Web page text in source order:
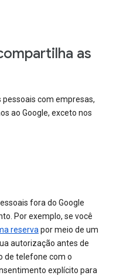
as
com empresas,
ao Google, exceto nos
fora do Google
Por exemplo, se você
reserva por meio de um
autorização antes de
de telefone com o
explícito para